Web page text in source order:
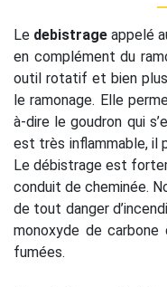
Le debistrage appelé
en complément du
outil rotatif et bien
le ramonage. Elle
à-dire le goudron qui
est très inflammable, il
Le débistrage est
conduit de cheminée.
de tout danger
monoxyde de carbone
fumées.